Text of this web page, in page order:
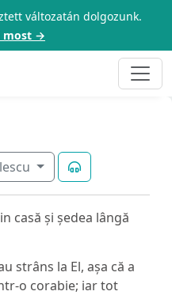
változatán dolgozunk.
most →
casă și ședea lângă
strâns la El, așa că a
o corabie; iar tot